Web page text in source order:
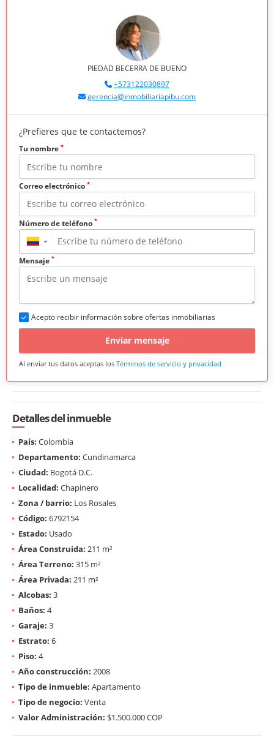
PIEDAD BECERRA DE BUENO
+573122030897
gerencia@inmobiliariapibu.com
¿Prefieres que te contactemos?
Tu nombre *
Correo electrónico *
Número de teléfono *
▼
Mensaje *
Acepto recibir información sobre ofertas inmobiliarias
Enviar mensaje
Al enviar tus datos aceptas los Términos de servicio y privacidad
Detalles del inmueble
País: Colombia
Departamento: Cundinamarca
Ciudad: Bogotá D.C.
Localidad: Chapinero
Zona / barrio: Los Rosales
Código: 6792154
Estado: Usado
Área Construida: 211 m²
Área Terreno: 315 m²
Área Privada: 211 m²
Alcobas: 3
Baños: 4
Garaje: 3
Estrato: 6
Piso: 4
Año construcción: 2008
Tipo de inmueble: Apartamento
Tipo de negocio: Venta
Valor Administración: $1.500.000 COP